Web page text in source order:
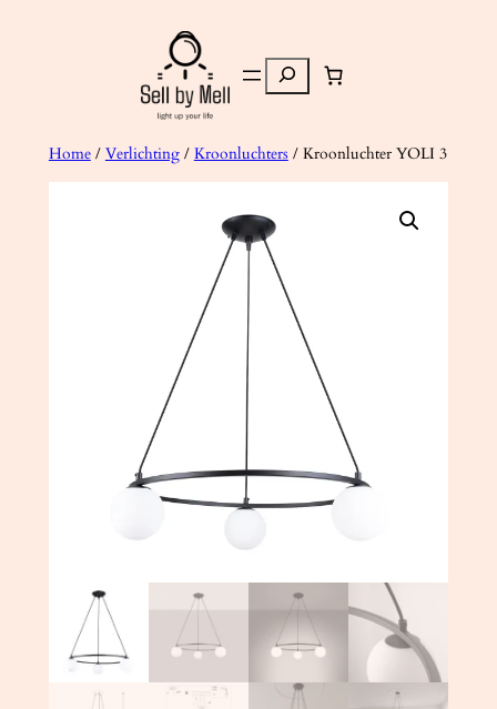
Zoeken
Home/ Verlichting/ Kroonluchters/ Kroonluchter YOLI 3